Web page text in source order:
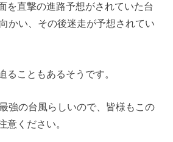
を直撃の進路予想がされていた台
かい、その後迷走が予想されてい
ることもあるそうです。
強の台風らしいので、皆様もこの
意ください。